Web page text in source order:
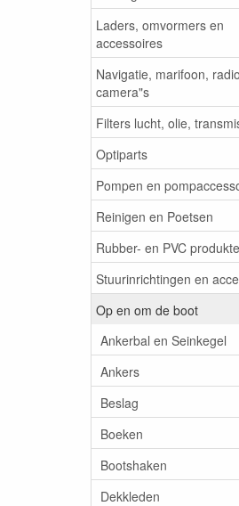
Laders, omvormers en
accessoires
Navigatie, marifoon,
camera"s
Filters lucht, olie,
Optiparts
Pompen en
Reinigen en Poetsen
Rubber- en PVC
Stuurinrichtingen en
Op en om de boot
Ankerbal en Seinkegel
Ankers
Beslag
Boeken
Bootshaken
Dekkleden